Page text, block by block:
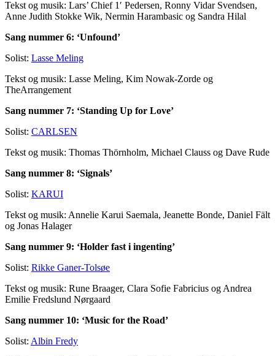
Tekst og musik: Lars’ Chief 1′ Pedersen, Ronny Vidar Svendsen,
Anne Judith Stokke Wik, Nermin Harambasic og Sandra Hilal
Sang nummer 6: ‘Unfound’
Solist: Lasse Meling
Tekst og musik: Lasse Meling, Kim Nowak-Zorde og
TheArrangement
Sang nummer 7: ‘Standing Up for Love’
Solist: CARLSEN
Tekst og musik: Thomas Thörnholm, Michael Clauss og Dave Rude
Sang nummer 8: ‘Signals’
Solist: KARUI
Tekst og musik: Annelie Karui Saemala, Jeanette Bonde, Daniel Fält
og Jonas Halager
Sang nummer 9: ‘Holder fast i ingenting’
Solist: Rikke Ganer-Tolsøe
Tekst og musik: Rune Braager, Clara Sofie Fabricius og Andrea
Emilie Fredslund Nørgaard
Sang nummer 10: ‘Music for the Road’
Solist: Albin Fredy